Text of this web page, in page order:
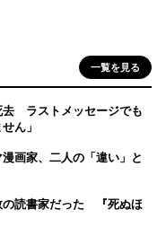
一覧を見る
去 ラストメッセージでも
ん」
画家、二人の「違い」と
の読書家だった 『死ぬほ